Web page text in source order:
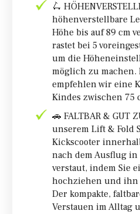
🛴
höhenverstellbare
Höhe bis auf 89 cm
rastet bei 5
um die
möglich zu machen.
empfehlen wir eine
Kindes zwischen 75
🚗 FALTBAR & GUT
unserem Lift & Fold
Kickscooter
nach dem Ausflug in
verstaut, indem Sie
hochziehen und ihn
Der kompakte,
Verstauen im Alltag